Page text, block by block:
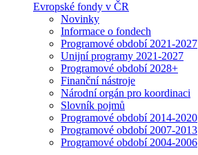
Evropské fondy v ČR
Novinky
Informace o fondech
Programové období 2021-2027
Unijní programy 2021-2027
Programové období 2028+
Finanční nástroje
Národní orgán pro koordinaci
Slovník pojmů
Programové období 2014-2020
Programové období 2007-2013
Programové období 2004-2006